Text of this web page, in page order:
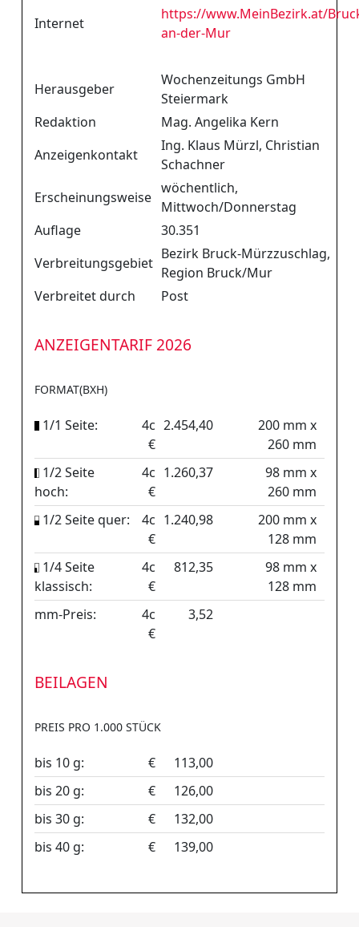
Internet
https://www.MeinBezirk.at/
an-der-Mur
Herausgeber
Wochenzeitungs GmbH
Steiermark
Redaktion
Mag. Angelika Kern
Anzeigenkontakt
Ing. Klaus Mürzl, Christian
Schachner
Erscheinungsweise
wöchentlich,
Mittwoch/Donnerstag
Auflage
30.351
Verbreitungsgebiet
Bezirk Bruck-Mürzzuschlag,
Region Bruck/Mur
Verbreitet durch
Post
ANZEIGENTARIF 2026
FORMAT(BXH)
1/1 Seite:
4c
€
2.454,40
200 mm x
260 mm
1/2 Seite
hoch:
4c
€
1.260,37
98 mm x
260 mm
1/2 Seite quer:
4c
€
1.240,98
200 mm x
128 mm
1/4 Seite
klassisch:
4c
€
812,35
98 mm x
128 mm
mm-Preis:
4c
€
3,52
BEILAGEN
PREIS PRO 1.000 STÜCK
bis 10 g: €
113,00
bis 20 g:
€
126,00
bis 30 g:
€
132,00
bis 40 g:
€ 139,00